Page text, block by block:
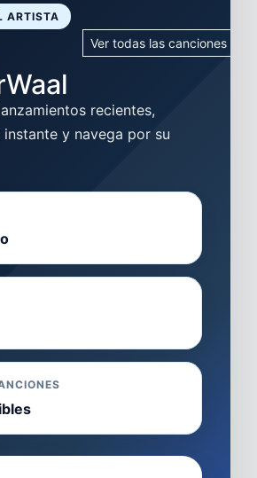
ARTISTA
Ver todas las canciones
recientes,
y navega por su